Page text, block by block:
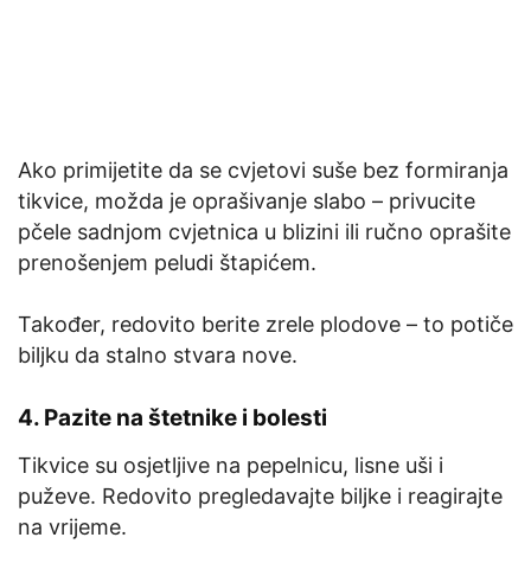
Ako primijetite da se cvjetovi suše bez formiranja
tikvice, možda je oprašivanje slabo – privucite
pčele sadnjom cvjetnica u blizini ili ručno oprašite
prenošenjem peludi štapićem.
Također, redovito berite zrele plodove – to potiče
biljku da stalno stvara nove.
4. Pazite na štetnike i bolesti
Tikvice su osjetljive na pepelnicu, lisne uši i
puževe. Redovito pregledavajte biljke i reagirajte
na vrijeme.